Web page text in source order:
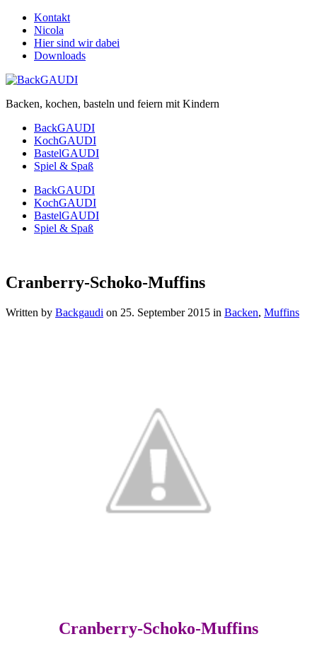
Kontakt
Nicola
Hier sind wir dabei
Downloads
Backen, kochen, basteln und feiern mit Kindern
BackGAUDI
KochGAUDI
BastelGAUDI
Spiel & Spaß
BackGAUDI
KochGAUDI
BastelGAUDI
Spiel & Spaß
Cranberry-Schoko-Muffins
Written by Backgaudi on 25. September 2015 in Backen, Muffins
Cranberry-Schoko-Muffins